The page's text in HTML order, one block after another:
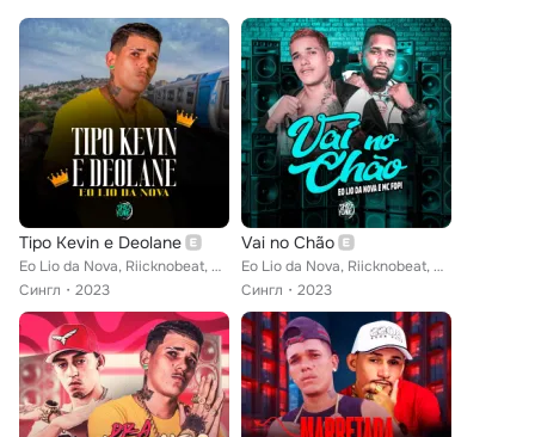
Tipo Kevin e Deolane
Eo Lio da Nova, Riicknobeat, SPACE FUNK
Сингл
2023
Vai no Chão
Eo Lio da Nova, Riicknobeat, Mc Fopi feat. SPACE FUNK
Сингл
2023